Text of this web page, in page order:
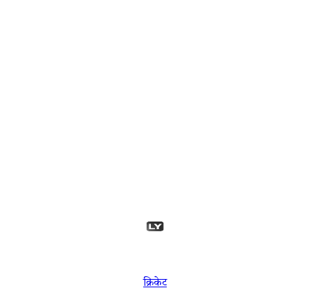
क्रिकेट